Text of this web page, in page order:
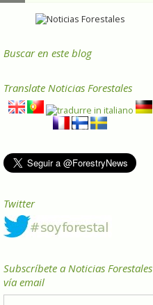
Buscar en este blog
Translate Noticias Forestales
Twitter
Subscríbete a Noticias Forestales
vía email